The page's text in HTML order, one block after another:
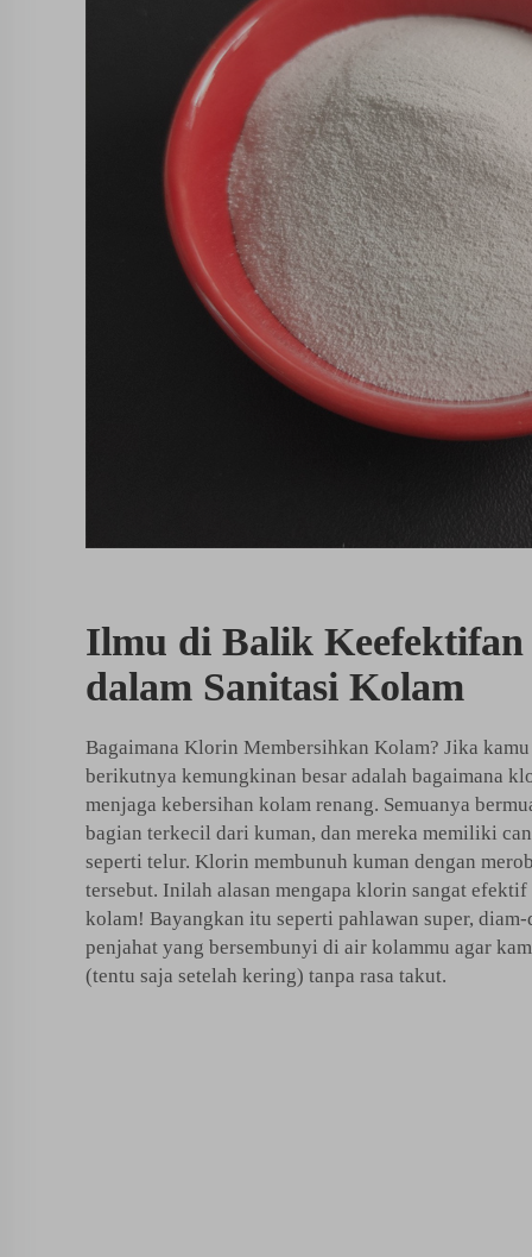
Ilmu di Balik
dalam Sanitasi Kolam
Bagaimana Klorin Membersihkan Kolam? Jika
berikutnya kemungkinan besar adalah bagaimana
menjaga kebersihan kolam renang. Semuanya
bagian terkecil dari kuman, dan mereka memiliki
seperti telur. Klorin membunuh kuman dengan
tersebut. Inilah alasan mengapa klorin sangat
kolam! Bayangkan itu seperti pahlawan super,
penjahat yang bersembunyi di air kolammu agar
(tentu saja setelah kering) tanpa rasa takut.